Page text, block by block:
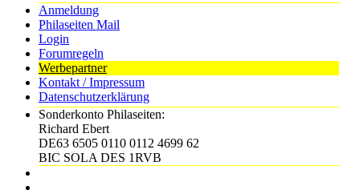
Anmeldung
Philaseiten Mail
Login
Forumregeln
Werbepartner
Kontakt / Impressum
Datenschutzerklärung
Sonderkonto Philaseiten:
Richard Ebert
DE63 6505 0110 0112 4699 62
BIC SOLA DES 1RVB